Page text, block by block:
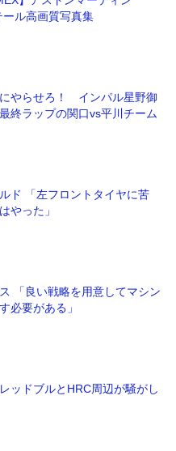
ル高画質写真集
にやらせろ！ インパル星野御
終ラップの関口vs平川チーム
ド 「左フロントタイヤに苦
やった」
「良い戦略を用意してマシン
必要がある」
ッドブルとHRC周辺が騒がし